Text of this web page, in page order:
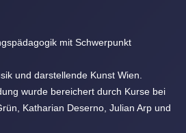
mit Schwerpunkt
und darstellende Kunst Wien.
wurde bereichert durch Kurse bei
Katharian Deserno, Julian Arp und